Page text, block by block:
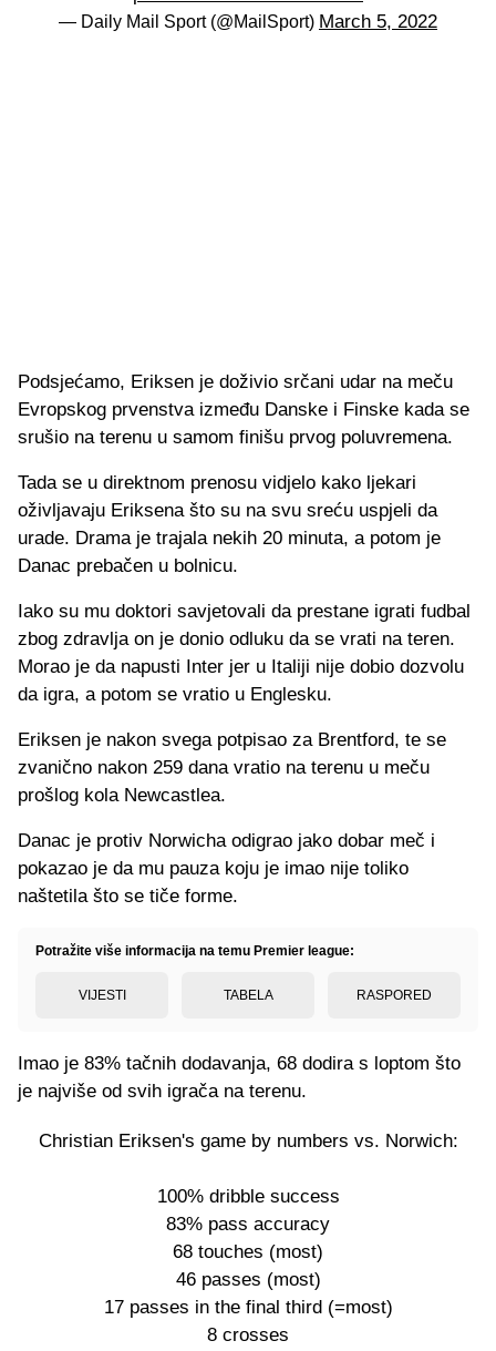
— Daily Mail Sport (@MailSport) March 5, 2022
Podsjećamo, Eriksen je doživio srčani udar na meču
Evropskog prvenstva između Danske i Finske kada se
srušio na terenu u samom finišu prvog poluvremena.
Tada se u direktnom prenosu vidjelo kako ljekari
oživljavaju Eriksena što su na svu sreću uspjeli da
urade. Drama je trajala nekih 20 minuta, a potom je
Danac prebačen u bolnicu.
Iako su mu doktori savjetovali da prestane igrati fudbal
zbog zdravlja on je donio odluku da se vrati na teren.
Morao je da napusti Inter jer u Italiji nije dobio dozvolu
da igra, a potom se vratio u Englesku.
Eriksen je nakon svega potpisao za Brentford, te se
zvanično nakon 259 dana vratio na terenu u meču
prošlog kola Newcastlea.
Danac je protiv Norwicha odigrao jako dobar meč i
pokazao je da mu pauza koju je imao nije toliko
naštetila što se tiče forme.
Potražite više informacija na temu Premier league:
VIJESTI TABELA RASPORED
Imao je 83% tačnih dodavanja, 68 dodira s loptom što
je najviše od svih igrača na terenu.
Christian Eriksen's game by numbers vs. Norwich:
100% dribble success
83% pass accuracy
68 touches (most)
46 passes (most)
17 passes in the final third (=most)
8 crosses